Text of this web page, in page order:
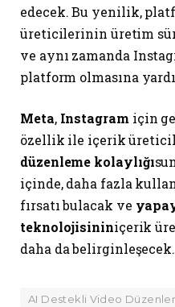
edecek. Bu yenilik,
üreticilerinin üretim
ve aynı zamanda
platform olmasına
Meta, Instagramiçin
özellik ile içerik
düzenleme kolaylığı
içinde, daha fazla
fırsatı bulacak ve
teknolojisininiçerik
daha da belirginleşecek.
AI Destekli Video